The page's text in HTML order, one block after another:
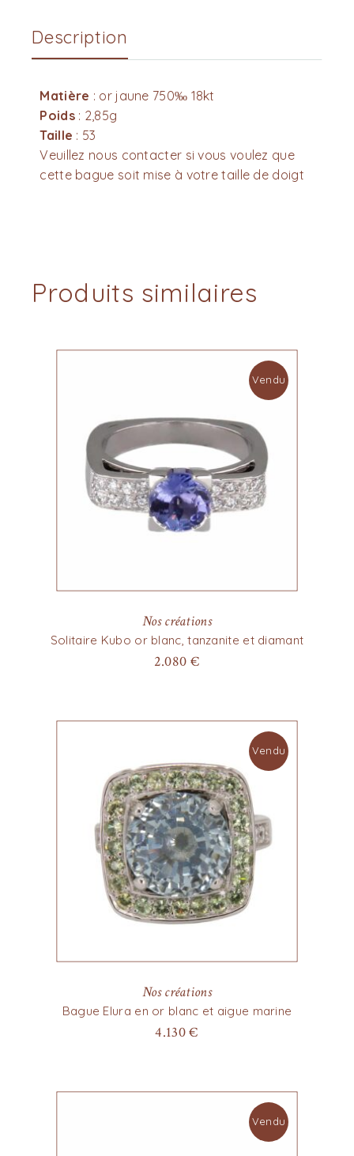
Description
Matière : or jaune 750‰ 18kt
Poids: 2,85g
Taille : 53
Veuillez nous contacter si vous voulez que
cette bague soit mise à votre taille de doigt
Produits similaires
Vendu
Nos créations
Solitaire Kubo or blanc, tanzanite et diamant
2.080 €
Vendu
Nos créations
Bague Elura en or blanc et aigue marine
4.130€
Vendu